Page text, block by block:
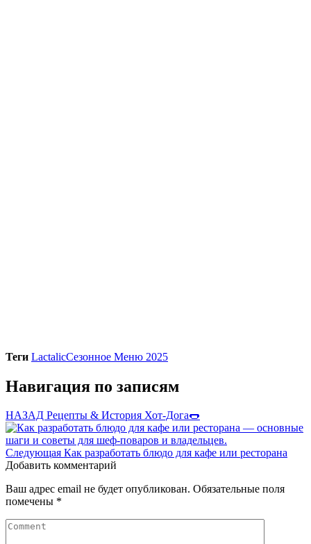
Теги LactalicСезонное Меню 2025
Навигация по записям
НАЗАД Рецепты & История Хот-Дога🌭
Следующая Как разработать блюдо для кафе или ресторана
Добавить комментарий
Ваш адрес email не будет опубликован. Обязательные поля
помечены *